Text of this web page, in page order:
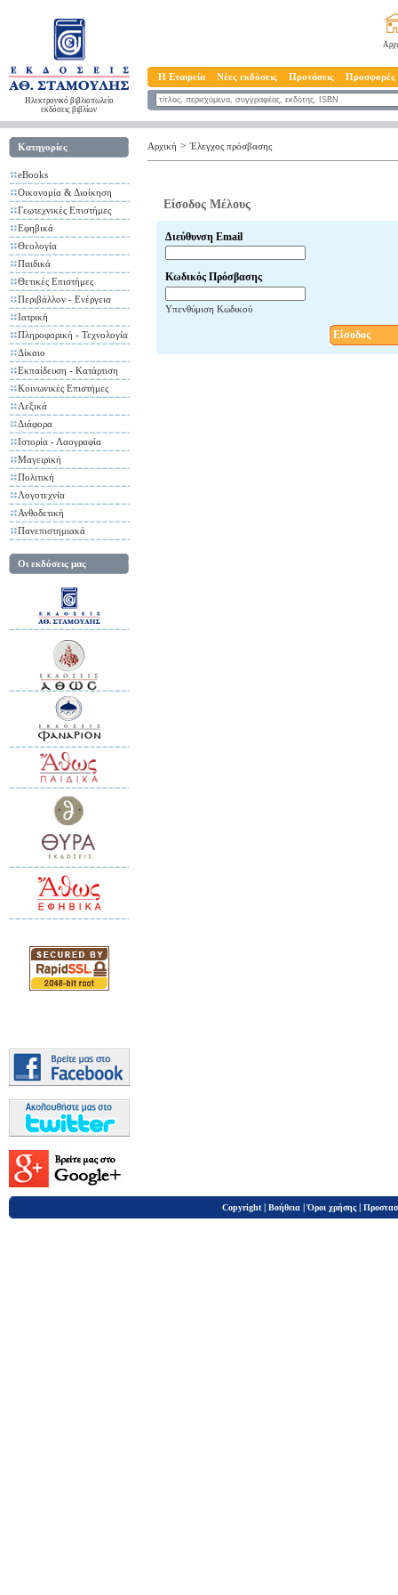
Ηλεκτρονικό βιβλιοπωλείο
εκδόσεις βιβλίων
Η Εταιρεία Νέες εκδόσεις Προτάσεις Προσφορές
Κατηγορίες
eBooks
Οικονομία & Διοίκηση
Γεωτεχνικές Επιστήμες
Εφηβικά
Θεολογία
Παιδικά
Θετικές Επιστήμες
Περιβάλλον - Ενέργεια
Ιατρική
Πληροφορική - Τεχνολογία
Δίκαιο
Εκπαίδευση - Κατάρτιση
Κοινωνικές Επιστήμες
Λεξικά
Διάφορα
Ιστορία - Λαογραφία
Μαγειρική
Πολιτική
Λογοτεχνία
Ανθοδετική
Πανεπιστημιακά
Οι εκδόσεις μας
Αρχική > Έλεγχος πρόσβασης
Είσοδος Μέλους
Διεύθυνση Email
Κωδικός Πρόσβασης
Υπενθύμιση Κωδικού
Είσοδος
Copyright | Βοήθεια |Όροι χρήσης |